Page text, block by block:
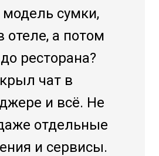
сумки,
отеле, а потом
ресторана?
чат в
и всё. Не
отдельные
и сервисы.